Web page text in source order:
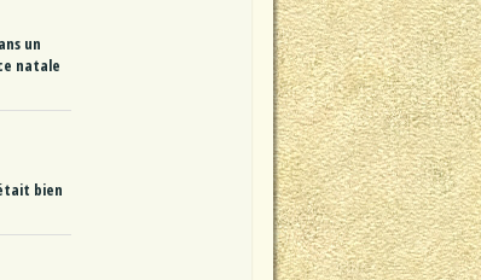
un
natale
bien